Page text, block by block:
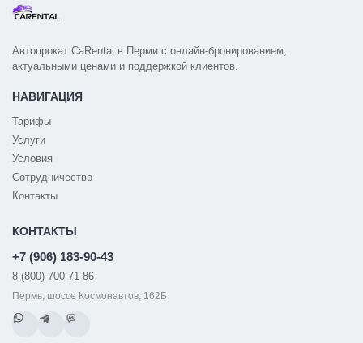
Автопрокат CaRental в Перми с онлайн-бронированием,
актуальными ценами и поддержкой клиентов.
НАВИГАЦИЯ
Тарифы
Услуги
Условия
Сотрудничество
Контакты
КОНТАКТЫ
+7 (906) 183-90-43
8 (800) 700-71-86
Пермь, шоссе Космонавтов, 162Б